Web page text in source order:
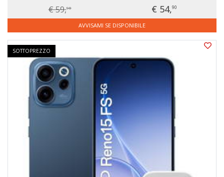
€ 59,90 € 54,90
AVVISAMI SE DISPONIBILE
SOTTOPREZZO